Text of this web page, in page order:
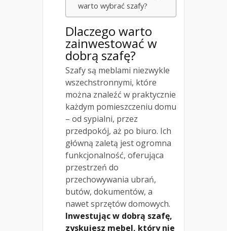
warto wybrać szafy?
Dlaczego warto
zainwestować w
dobrą szafę?
Szafy są meblami niezwykle
wszechstronnymi, które
można znaleźć w praktycznie
każdym pomieszczeniu domu
– od sypialni, przez
przedpokój, aż po biuro. Ich
główną zaletą jest ogromna
funkcjonalność, oferująca
przestrzeń do
przechowywania ubrań,
butów, dokumentów, a
nawet sprzętów domowych.
Inwestując w dobrą szafę,
zyskujesz mebel, który nie